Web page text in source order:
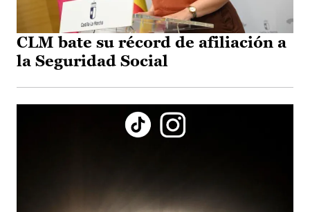
CLM bate su récord de afiliación a
la Seguridad Social